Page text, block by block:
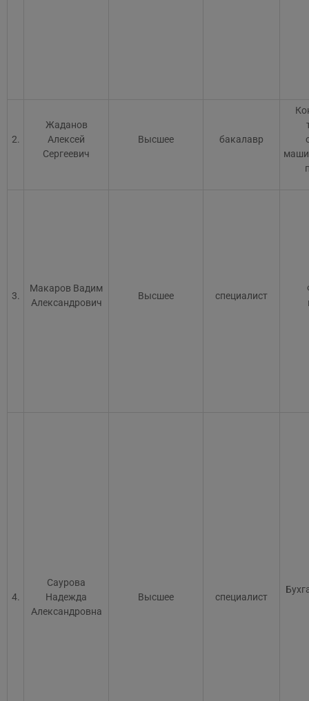
2.
Жаданов
Алексей
Сергеевич
Высшее бакалавр
3.
Макаров Вадим
Александрович
Высшее специалист
4.
Саурова
Надежда
Александровна
Высшее специалист